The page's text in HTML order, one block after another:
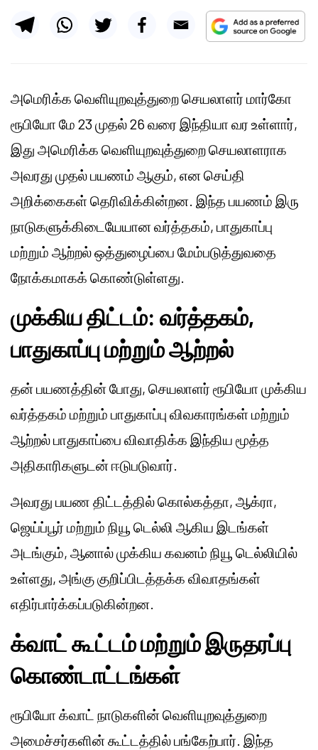
அமெரிக்க வெளியுறவுத்துறை செயலாளர் மார்கோ
ரூபியோ மே 23 முதல் 26 வரை இந்தியா வர உள்ளார்,
இது அமெரிக்க வெளியுறவுத்துறை செயலாளராக
அவரது முதல் பயணம் ஆகும், என செய்தி
அறிக்கைகள் தெரிவிக்கின்றன. இந்த பயணம் இரு
நாடுகளுக்கிடையேயான வர்த்தகம், பாதுகாப்பு
மற்றும் ஆற்றல் ஒத்துழைப்பை மேம்படுத்துவதை
நோக்கமாகக் கொண்டுள்ளது.
முக்கிய திட்டம்: வர்த்தகம்,
பாதுகாப்பு மற்றும் ஆற்றல்
தன் பயணத்தின் போது, செயலாளர் ரூபியோ முக்கிய
வர்த்தகம் மற்றும் பாதுகாப்பு விவகாரங்கள் மற்றும்
ஆற்றல் பாதுகாப்பை விவாதிக்க இந்திய மூத்த
அதிகாரிகளுடன் ஈடுபடுவார்.
அவரது பயண திட்டத்தில் கொல்கத்தா, ஆக்ரா,
ஜெய்ப்பூர் மற்றும் நியூ டெல்லி ஆகிய இடங்கள்
அடங்கும், ஆனால் முக்கிய கவனம் நியூ டெல்லியில்
உள்ளது, அங்கு குறிப்பிடத்தக்க விவாதங்கள்
எதிர்பார்க்கப்படுகின்றன.
க்வாட் கூட்டம் மற்றும் இருதரப்பு
கொண்டாட்டங்கள்
ரூபியோ க்வாட் நாடுகளின் வெளியுறவுத்துறை
அமைச்சர்களின் கூட்டத்தில் பங்கேற்பார். இந்த